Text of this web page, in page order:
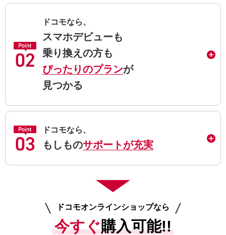
ドコモなら、
スマホデビューも
乗り換えの方も
ぴったりのプランが
見つかる
ドコモなら、
もしものサポートが充実
ドコモオンラインショップなら
今すぐ購入可能!!